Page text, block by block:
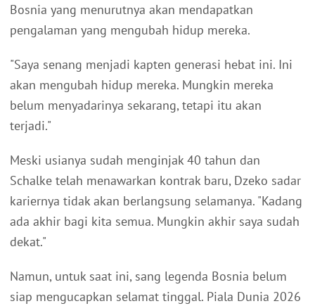
Bosnia yang menurutnya akan mendapatkan
pengalaman yang mengubah hidup mereka.
"Saya senang menjadi kapten generasi hebat ini. Ini
akan mengubah hidup mereka. Mungkin mereka
belum menyadarinya sekarang, tetapi itu akan
terjadi."
Meski usianya sudah menginjak 40 tahun dan
Schalke telah menawarkan kontrak baru, Dzeko sadar
kariernya tidak akan berlangsung selamanya. "Kadang
ada akhir bagi kita semua. Mungkin akhir saya sudah
dekat."
Namun, untuk saat ini, sang legenda Bosnia belum
siap mengucapkan selamat tinggal. Piala Dunia 2026